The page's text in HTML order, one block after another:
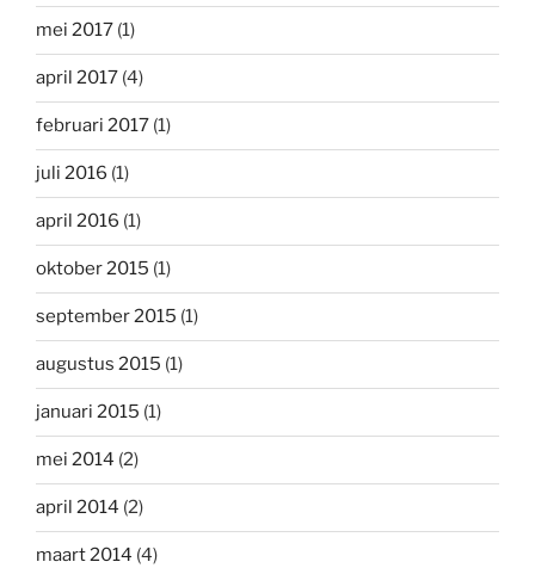
mei 2017 (1)
april 2017 (4)
februari 2017 (1)
juli 2016 (1)
april 2016 (1)
oktober 2015 (1)
september 2015 (1)
augustus 2015 (1)
januari 2015 (1)
mei 2014 (2)
april 2014 (2)
maart 2014 (4)